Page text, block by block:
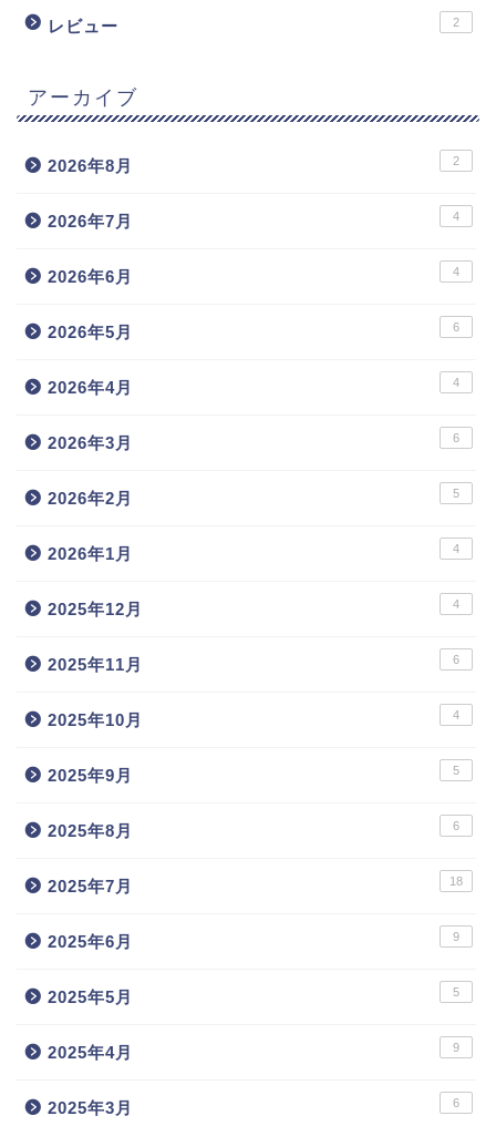
レビュー 2
アーカイブ
2026年8月 2
2026年7月 4
2026年6月 4
2026年5月 6
2026年4月 4
2026年3月 6
2026年2月 5
2026年1月 4
2025年12月 4
2025年11月 6
2025年10月 4
2025年9月 5
2025年8月 6
2025年7月 18
2025年6月 9
2025年5月 5
2025年4月 9
2025年3月 6